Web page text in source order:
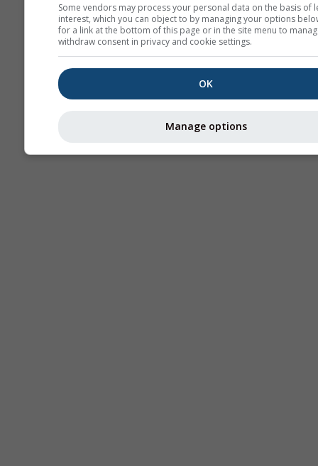
Cartes météo
Stueve &
Some vendors may process your personal data on the basis of
interest, which you can object to by managing your options
for a link at the bottom of this page or in the site menu to
withdraw consent in privacy and cookie settings.
OK
Manage options